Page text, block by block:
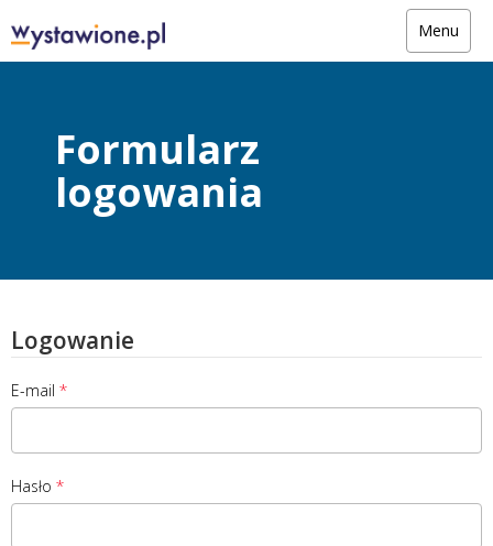
Menu
Formularz
logowania
Logowanie
E-mail
Hasło